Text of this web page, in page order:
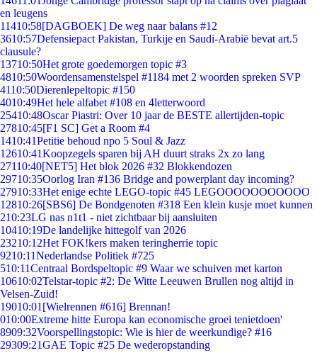
en leugens
11410:58[DAGBOEK] De weg naar balans #12
3610:57Defensiepact Pakistan, Turkije en Saudi-Arabië bevat art.5
clausule?
13710:50Het grote goedemorgen topic #3
4810:50Woordensamenstelspel #1184 met 2 woorden spreken SVP
4110:50Dierenlepeltopic #150
4010:49Het hele alfabet #108 en 4letterwoord
25410:48Oscar Piastri: Over 10 jaar de BESTE allertijden-topic
27810:45[F1 SC] Get a Room #4
1410:41Petitie behoud npo 5 Soul & Jazz
12610:41Koopzegels sparen bij AH duurt straks 2x zo lang
27110:40[NET5] Het blok 2026 #32 Blokkendozen
29710:35Oorlog Iran #136 Bridge and powerplant day incoming?
27910:33Het enige echte LEGO-topic #45 LEGOOOOOOOOOOO
12810:26[SBS6] De Bondgenoten #318 Een klein kusje moet kunnen
210:23LG nas n1t1 - niet zichtbaar bij aansluiten
10410:19De landelijke hittegolf van 2026
23210:12Het FOK!kers maken teringherrie topic
9210:11Nederlandse Politiek #725
510:11Centraal Bordspeltopic #9 Waar we schuiven met karton
10610:02Telstar-topic #2: De Witte Leeuwen Brullen nog altijd in
Velsen-Zuid!
19010:01 [Wielrennen #616] Brennan!
010:00Extreme hitte Europa kan economische groei tenietdoen'
8909:32Voorspellingstopic: Wie is hier de weerkundige? #16
29309:21GAE Topic #25 De wederopstanding